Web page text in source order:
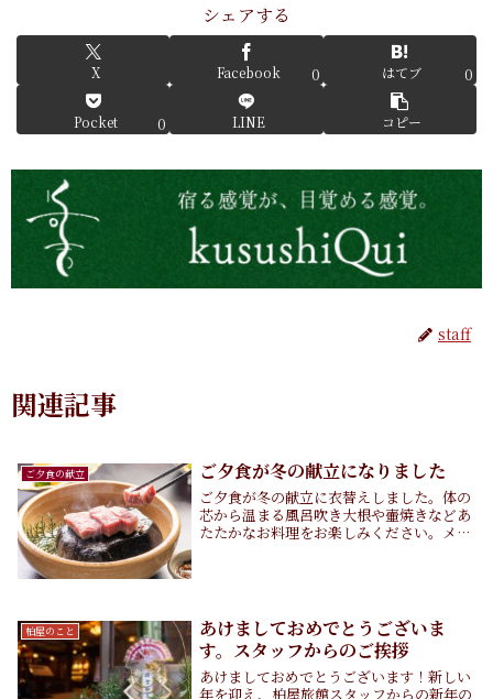
シェアする
X Facebook 0 はてブ 0
Pocket 0 LINE コピー
staff
関連記事
ご夕食の献立 ご夕食が冬の献立になりました
ご夕食が冬の献立に衣替えしました。体の
芯から温まる風呂吹き大根や壷焼きなどあ
たたかなお料理をお楽しみください。メイ
柏屋のこと
あけましておめでとうございま
す。スタッフからのご挨拶
あけましておめでとうございます！新しい
年を迎え、柏屋旅館スタッフからの新年の